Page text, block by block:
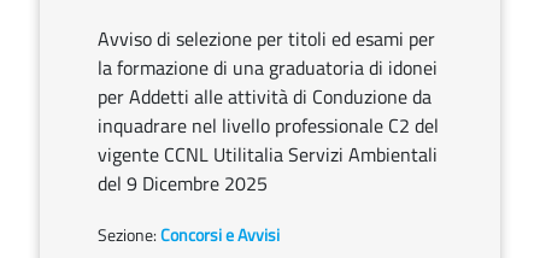
Avviso di selezione per titoli ed esami per
la formazione di una graduatoria di idonei
per Addetti alle attività di Conduzione da
inquadrare nel livello professionale C2 del
vigente CCNL Utilitalia Servizi Ambientali
del 9 Dicembre 2025
Sezione:Concorsi e Avvisi